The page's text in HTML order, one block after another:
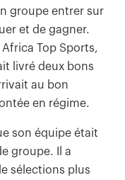
groupe entrer sur
et de gagner.
Top Sports,
livré deux bons
au bon
en régime.
son équipe était
groupe. Il a
sélections plus